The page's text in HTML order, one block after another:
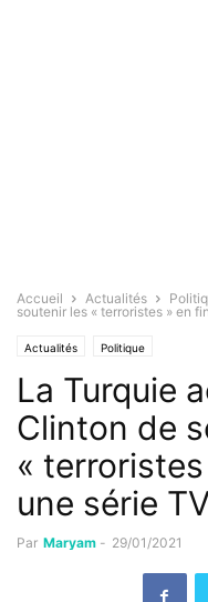
Accueil Actualités
soutenir les « terroristes » en
Actualités Politique
La Turquie
Clinton de
«
une série
Par Maryam - 29/01/2021